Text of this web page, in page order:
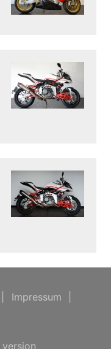
Impressum